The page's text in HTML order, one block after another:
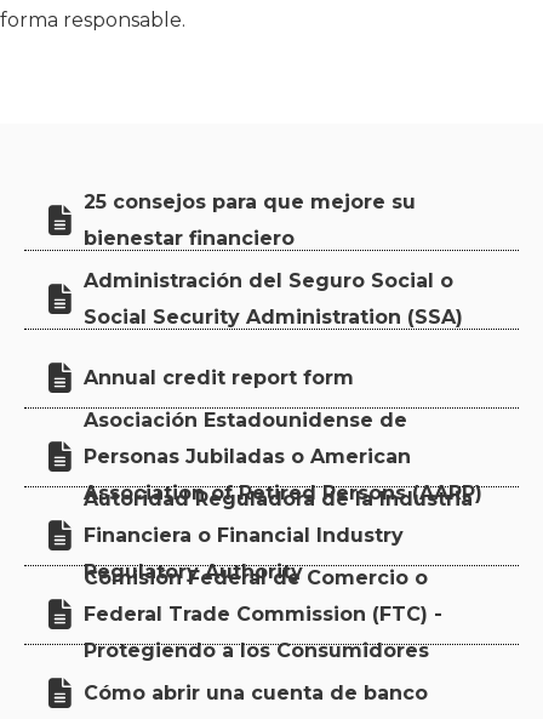
forma responsable.

25 consejos para que mejore su
bienestar financiero

Administración del Seguro Social o
Social Security Administration (SSA)
 Annual credit report form

Asociación Estadounidense de
Personas Jubiladas o American
Association of Retired Persons (AARP)

Autoridad Reguladora de la Industria
Financiera o Financial Industry
Regulatory Authority

Comisión Federal de Comercio o
Federal Trade Commission (FTC) -
Protegiendo a los Consumidores
 Cómo abrir una cuenta de banco